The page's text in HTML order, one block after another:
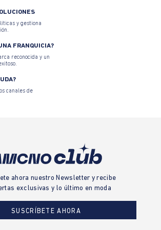
y gestiona
FRANQUICIA?
reconocida y un
canales de
ahora nuestro Newsletter y recibe
exclusivas y lo último en moda
SUSCRÍBETE AHORA